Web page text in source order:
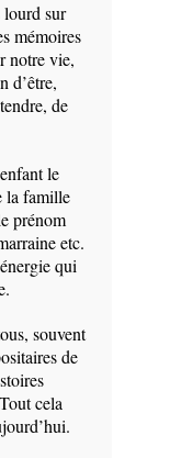
lourd sur
mémoires
notre vie,
d’être,
de
le
la famille
prénom
etc.
qui
souvent
de
cela